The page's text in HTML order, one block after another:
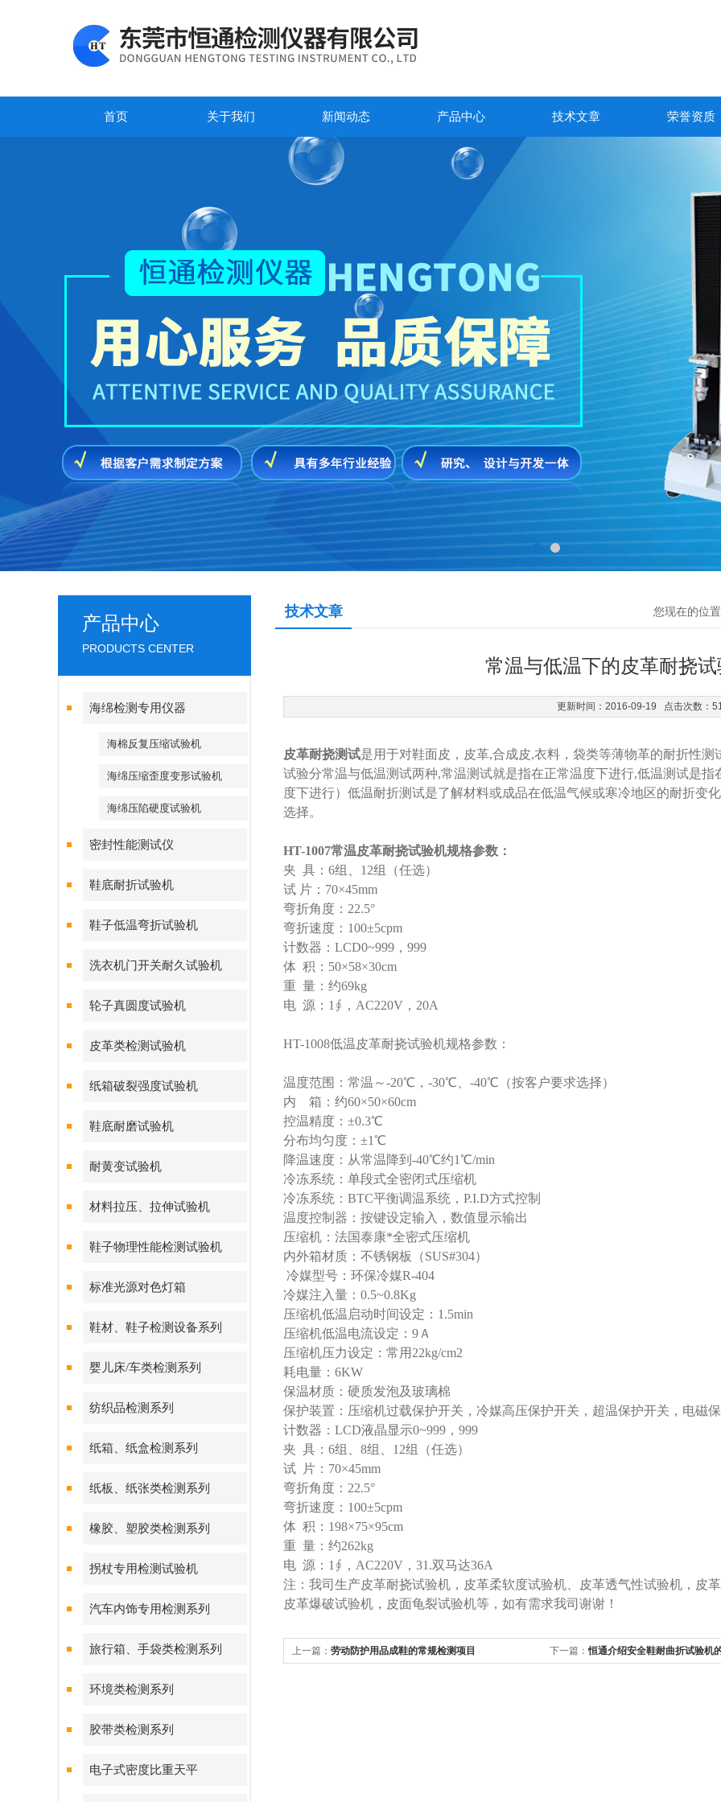
首页 关于我们 新闻动态 产品中心 技术文章 荣誉资质
产品中心
PRODUCTS CENTER
海绵检测专用仪器
海棉反复压缩试验机
海绵压缩歪度变形试验机
海绵压陷硬度试验机
密封性能测试仪
鞋底耐折试验机
鞋子低温弯折试验机
洗衣机门开关耐久试验机
轮子真圆度试验机
皮革类检测试验机
纸箱破裂强度试验机
鞋底耐磨试验机
耐黄变试验机
材料拉压、拉伸试验机
鞋子物理性能检测试验机
标准光源对色灯箱
鞋材、鞋子检测设备系列
婴儿床/车类检测系列
纺织品检测系列
纸箱、纸盒检测系列
纸板、纸张类检测系列
橡胶、塑胶类检测系列
拐杖专用检测试验机
汽车内饰专用检测系列
旅行箱、手袋类检测系列
环境类检测系列
胶带类检测系列
电子式密度比重天平
技术文章 您现在的位
常温与低温下的皮革耐挠
更新时间：2016-09-19 点击次数：
皮革耐挠测试是用于对鞋面皮，皮革,合成皮,衣料，袋类等薄物革的耐折性
试验分常温与低温测试两种,常温测试就是指在正常温度下进行,低温测试是
度下进行）低温耐折测试是了解材料或成品在低温气候或寒冷地区的耐折变
选择。
HT-1007常温皮革耐挠试验机规格参数：
夹 具：6组、12组（任选）
试 片：70×45mm
弯折角度：22.5°
弯折速度：100±5cpm
计数器：LCD0~999，999
体 积：50×58×30cm
重 量：约69kg
电 源：1∮，AC220V，20A
HT-1008低温皮革耐挠试验机规格参数：
温度范围：常温～-20℃，-30℃、-40℃（按客户要求选择）
内 箱：约60×50×60cm
控温精度：±0.3℃
分布均匀度：±1℃
降温速度：从常温降到-40℃约1℃/min
冷冻系统：单段式全密闭式压缩机
冷冻系统：BTC平衡调温系统，P.I.D方式控制
温度控制器：按键设定输入，数值显示输出
压缩机：法国泰康*全密式压缩机
内外箱材质：不锈钢板（SUS#304）
冷媒型号：环保冷媒R-404
冷媒注入量：0.5~0.8Kg
压缩机低温启动时间设定：1.5min
压缩机低温电流设定：9Ａ
压缩机压力设定：常用22kg/cm2
耗电量：6KW
保温材质：硬质发泡及玻璃棉
保护装置：压缩机过载保护开关，冷媒高压保护开关，超温保护开关，电磁
计数器：LCD液晶显示0~999，999
夹 具：6组、8组、12组（任选）
试 片：70×45mm
弯折角度：22.5°
弯折速度：100±5cpm
体 积：198×75×95cm
重 量：约262kg
电 源：1∮，AC220V，31.双马达36A
注：我司生产皮革耐挠试验机，皮革柔软度试验机、皮革透气性试验机，皮
皮革爆破试验机，皮面龟裂试验机等，如有需求我司谢谢！
上一篇： 劳动防护用品成鞋的常规检测项目 下一篇：恒通介绍安全鞋耐曲折试验机